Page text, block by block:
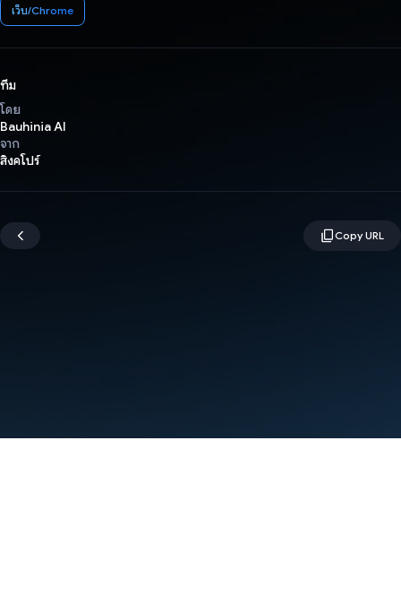
เว็บ/Chrome
ทีม
โดย
Bauhinia AI
จาก
สิงคโปร์